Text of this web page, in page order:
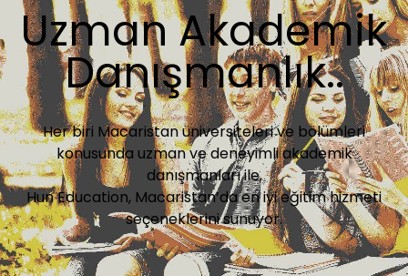
Uzman Akademik
Danışmanlık..
Her biri Macaristan üniversiteleri ve bölümleri
konusunda uzman ve deneyimli akademik
danışmanları ile,
Hun Education, Macaristan’da en iyi eğitim hizmeti
seçeneklerini sunuyor.